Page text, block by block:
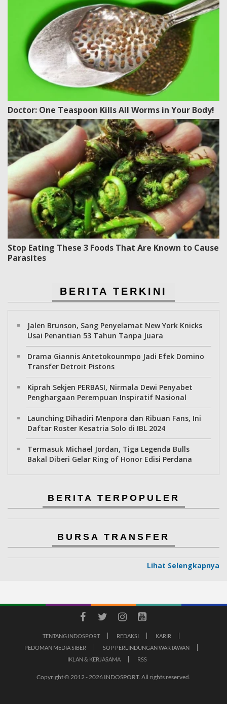
Doctor: One Teaspoon Kills All Worms in Your Body!
Stop Eating These 3 Foods That Are Known to Cause
Parasites
BERITA TERKINI
Jalen Brunson, Sang Penyelamat New York Knicks
Usai Penantian 53 Tahun Tanpa Juara
Drama Giannis Antetokounmpo Jadi Efek Domino
Transfer Detroit Pistons
Kiprah Sekjen PERBASI, Nirmala Dewi Penyabet
Penghargaan Perempuan Inspiratif Nasional
Launching Dihadiri Menpora dan Ribuan Fans, Ini
Daftar Roster Kesatria Solo di IBL 2024
Termasuk Michael Jordan, Tiga Legenda Bulls
Bakal Diberi Gelar Ring of Honor Edisi Perdana
BERITA TERPOPULER
BURSA TRANSFER
Lihat Selengkapnya
TENTANG INDOSPORT REDAKSI
KARIR
PEDOMAN MEDIA SIBER
SOP PERLINDUNGAN WARTAWAN
IKLAN & KERJASAMA
RSS
Copyright © 2012 - 2026 INDOSPORT. All rights reserved.